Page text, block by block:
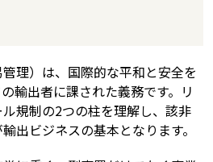
理）は、国際的な平和と安全を
輸出者に課された義務です。リ
規制の2つの柱を理解し、該非
出ビジネスの基本となります。